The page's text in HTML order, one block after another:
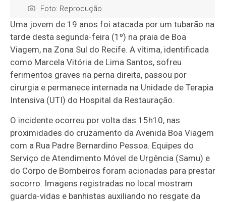
Foto: Reprodução
Uma jovem de 19 anos foi atacada por um tubarão na
tarde desta segunda-feira (1º) na praia de Boa
Viagem, na Zona Sul do Recife. A vítima, identificada
como Marcela Vitória de Lima Santos, sofreu
ferimentos graves na perna direita, passou por
cirurgia e permanece internada na Unidade de Terapia
Intensiva (UTI) do Hospital da Restauração.
O incidente ocorreu por volta das 15h10, nas
proximidades do cruzamento da Avenida Boa Viagem
com a Rua Padre Bernardino Pessoa. Equipes do
Serviço de Atendimento Móvel de Urgência (Samu) e
do Corpo de Bombeiros foram acionadas para prestar
socorro. Imagens registradas no local mostram
guarda-vidas e banhistas auxiliando no resgate da